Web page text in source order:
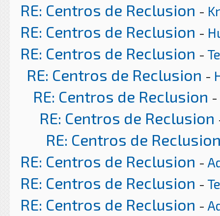
RE: Centros de Reclusion -
RE: Centros de Reclusion -
RE: Centros de Reclusion -
RE: Centros de Reclusion -
RE: Centros de Reclusion -
RE: Centros de Reclusion
RE: Centros de
RE: Centros de Reclusion -
RE: Centros de Reclusion -
RE: Centros de Reclusion -